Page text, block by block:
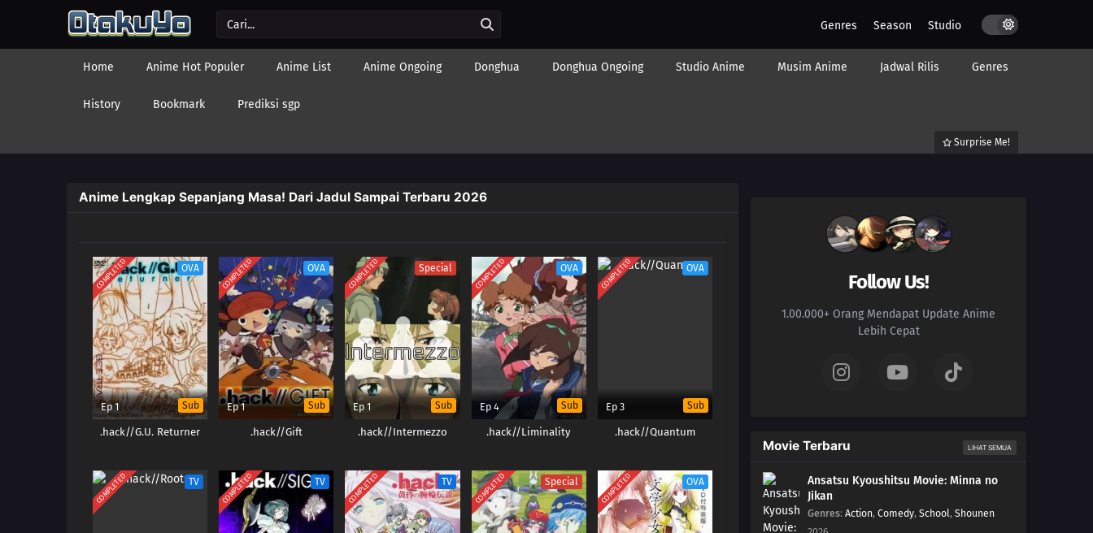
Genres Season Studio
Home Anime Hot Populer Anime List Anime Ongoing Donghua Donghua Ongoing Studio Anime Musim Anime Jadwal Rilis Genres
History Bookmark Prediksi sgp
Surprise Me!
Anime Lengkap Sepanjang Masa! Dari Jadul Sampai Terbaru 2026
COMPLETED OVA
Ep 1 Sub
.hack//G.U. Returner
COMPLETED OVA
Ep 1 Sub
.hack//Gift
COMPLETED Special
Ep 1 Sub
.hack//Intermezzo
COMPLETED OVA
Ep 4 Sub
.hack//Liminality
COMPLETED OVA
Ep 3 Sub
.hack//Quantum
COMPLETED TV COMPLETED TV COMPLETED TV COMPLETED Special COMPLETED OVA
Follow Us!
1.00.000+ Orang Mendapat Update Anime
Lebih Cepat
Movie Terbaru LIHAT SEMUA
Ansatsu Kyoushitsu Movie: Minna no
Jikan
Genres: Action, Comedy, School, Shounen